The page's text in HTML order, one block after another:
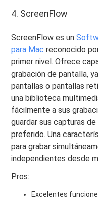
4. ScreenFlow
ScreenFlow es un
para Mac reconocido
primer nivel. Ofrece
grabación de pantalla,
pantallas o pantallas
una biblioteca
fácilmente a sus
guardar sus capturas
preferido. Una
para grabar
independientes desde
Pros:
Excelentes